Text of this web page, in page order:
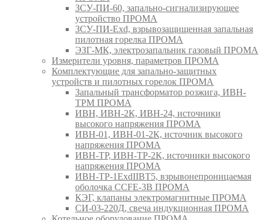
ЗСУ-ПИ-60, запально-сигнализирующее
устройство ПРОМА
ЗСУ-ПИ-Exd, взрывозащищенная запальная
пилотная горелка ПРОМА
ЭЗГ-МК, электрозапальник газовый ПРОМА
Измерители уровня, параметров ПРОМА
Комплектующие для запально-защитных
устройств и пилотных горелок ПРОМА
Запальный трансформатор розжига, ИВН-
ТРМ ПРОМА
ИВН, ИВН-2К, ИВН-24, источники
высокого напряжения ПРОМА
ИВН-01, ИВН-01-2К, источник высокого
напряжения ПРОМА
ИВН-ТР, ИВН-ТР-2К, источники высокого
напряжения ПРОМА
ИВН-ТР-1ExdIIBT5, взрывонепроницаемая
оболочка CCFE-3B ПРОМА
КЭГ, клапаны электромагнитные ПРОМА
СИ-03-220Д, свеча индукционная ПРОМА